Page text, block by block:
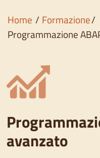
Home
Formazione
Programmazione
avanzato